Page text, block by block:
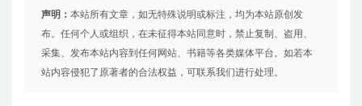
声明： 本站所有文章，如无特殊说明或标注，均为本站原创发
布。任何个人或组织，在未征得本站同意时，禁止复制、盗用、
采集、发布本站内容到任何网站、书籍等各类媒体平台。如若本
站内容侵犯了原著者的合法权益，可联系我们进行处理。